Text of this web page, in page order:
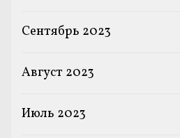
Сентябрь 2023
Август 2023
Июль 2023